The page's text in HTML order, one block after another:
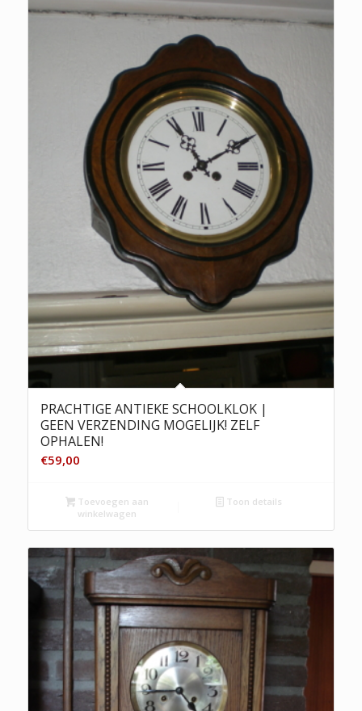
PRACHTIGE ANTIEKE SCHOOLKLOK |
GEEN VERZENDING MOGELIJK! ZELF
OPHALEN!
€59,00
Toevoegen aan
winkelwagen
Toon details